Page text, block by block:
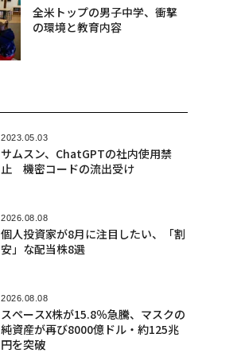
全米トップの男子中学、衝撃
の環境と教育内容
2023.05.03
サムスン、ChatGPTの社内使用禁
止 機密コードの流出受け
2026.08.08
個人投資家が8月に注目したい、「割
安」な配当株8選
2026.08.08
スペースX株が15.8％急騰、マスクの
純資産が再び8000億ドル・約125兆
円を突破